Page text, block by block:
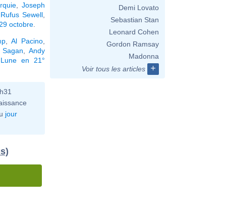
,Joseph
Rufus Sewell
octobre
,Al Pacino
,Andy
en 21°
jour
Demi Lovato
Sebastian Stan
Leonard Cohen
Gordon Ramsay
Madonna
Voir tous les articles
+